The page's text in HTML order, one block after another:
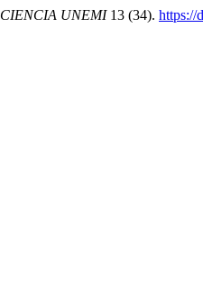
CIENCIA UNEMI13 (34). https://